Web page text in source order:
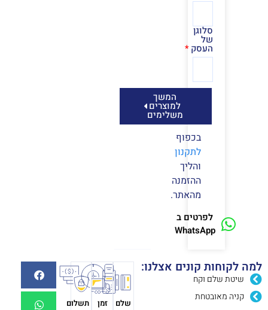
סלוגן
של
העסק
המשך
למוצרים
משלימים
בכפוף
לתקנון
והליך
ההזמנה
מהאתר.
לפרטים ב
WhatsApp
למה לקוחות קונים אצלנו:
שיטת שלם וקח
קניה מאובטחת
שלם זמן תשלום